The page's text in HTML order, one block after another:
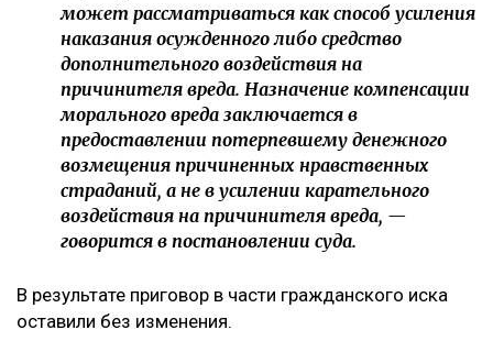
может рассматриваться как способ усиления
наказания осужденного либо средство
дополнительного воздействия на
причинителя вреда. Назначение компенсации
морального вреда заключается в
предоставлении потерпевшему денежного
возмещения причиненных нравственных
страданий, а не в усилении карательного
воздействия на причинителя вреда, —
говорится в постановлении суда.
В результате приговор в части гражданского иска
оставили без изменения.